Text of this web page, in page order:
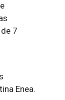
7
Enea.